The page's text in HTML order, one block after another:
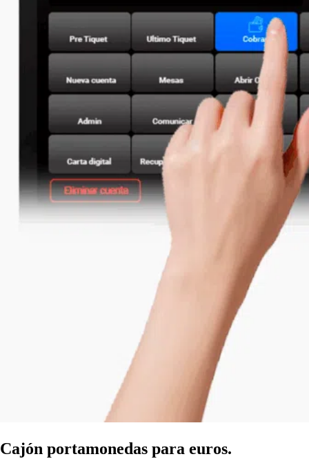
Cajón portamonedas para euros.